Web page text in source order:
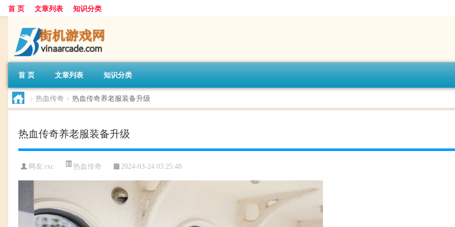
首 页 文章列表 知识分类
首 页 文章列表 知识分类
> 热血传奇 > 热血传奇养老服装备升级
热血传奇养老服装备升级
网友:rxc 热血传奇 2024-03-24 03:25:48